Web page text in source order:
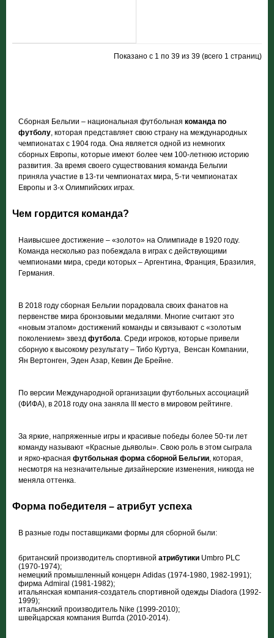
Показано с 1 по 39 из 39 (всего 1 страниц)
Сборная Бельгии – национальная футбольная команда по
футболу, которая представляет свою страну на международных
чемпионатах с 1904 года. Она является одной из немногих
сборных Европы, которые имеют более чем 100-летнюю историю
развития. За время своего существования команда Бельгии
приняла участие в 13-ти чемпионатах мира, 5-ти чемпионатах
Европы и 3-х Олимпийских играх.
Чем гордится команда?
Наивысшее достижение – «золото» на Олимпиаде в 1920 году.
Команда несколько раз побеждала в играх с действующими
чемпионами мира, среди которых – Аргентина, Франция, Бразилия,
Германия.
В 2018 году сборная Бельгии порадовала своих фанатов на
первенстве мира бронзовыми медалями. Многие считают это
«новым этапом» достижений команды и связывают с «золотым
поколением» звезд футбола. Среди игроков, которые привели
сборную к высокому результату – Тибо Куртуа, Венсан Компании,
Ян Вертонген, Эден Азар, Кевин Де Брейне.
По версии Международной организации футбольных ассоциаций
(ФИФА), в 2018 году она заняла III место в мировом рейтинге.
За яркие, напряженные игры и красивые победы более 50-ти лет
команду называют «Красные дьяволы». Свою роль в этом сыграла
и ярко-красная футбольная форма сборной Бельгии, которая,
несмотря на незначительные дизайнерские изменения, никогда не
меняла оттенка.
Форма победителя – атрибут успеха
В разные годы поставщиками формы для сборной были:
британский производитель спортивной атрибутики Umbro PLC
(1970-1974);
немецкий промышленный концерн Adidas (1974-1980, 1982-1991);
фирма Admiral (1981-1982);
итальянская компания-создатель спортивной одежды Diadora (1992-
1999);
итальянский производитель Nike (1999-2010);
швейцарская компания Burrda (2010-2014).